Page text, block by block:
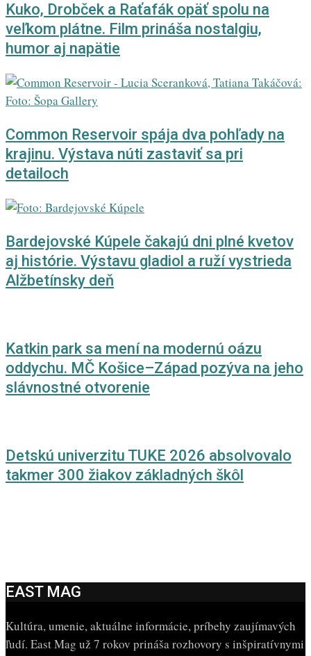
Kuko, Drobček a Raťafák opäť spolu na
veľkom plátne. Film prináša nostalgiu,
humor aj napätie
Common Reservoir spája dva pohľady na
krajinu. Výstava núti zastaviť sa pri
detailoch
Bardejovské Kúpele čakajú dni plné kvetov
aj histórie. Výstavu gladiol a ruží vystrieda
Alžbetínsky deň
Katkin park sa mení na modernú oázu
oddychu. MČ Košice–Západ pozýva na jeho
slávnostné otvorenie
Detskú univerzitu TUKE 2026 absolvovalo
takmer 300 žiakov základných škôl
EAST MAG
Kultúra, umenie, aktuálne informácie, príbehy zaujímavých
ľudí. East Mag už 7 rokov prináša rozhovory s inšpiratívnymi